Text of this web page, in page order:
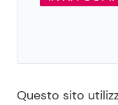
Questo sito